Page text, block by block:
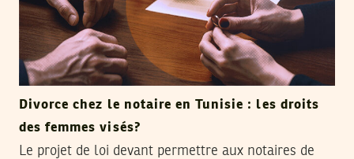
Divorce chez le notaire en Tunisie : les droits
des femmes visés?
Le projet de loi devant permettre aux notaires de